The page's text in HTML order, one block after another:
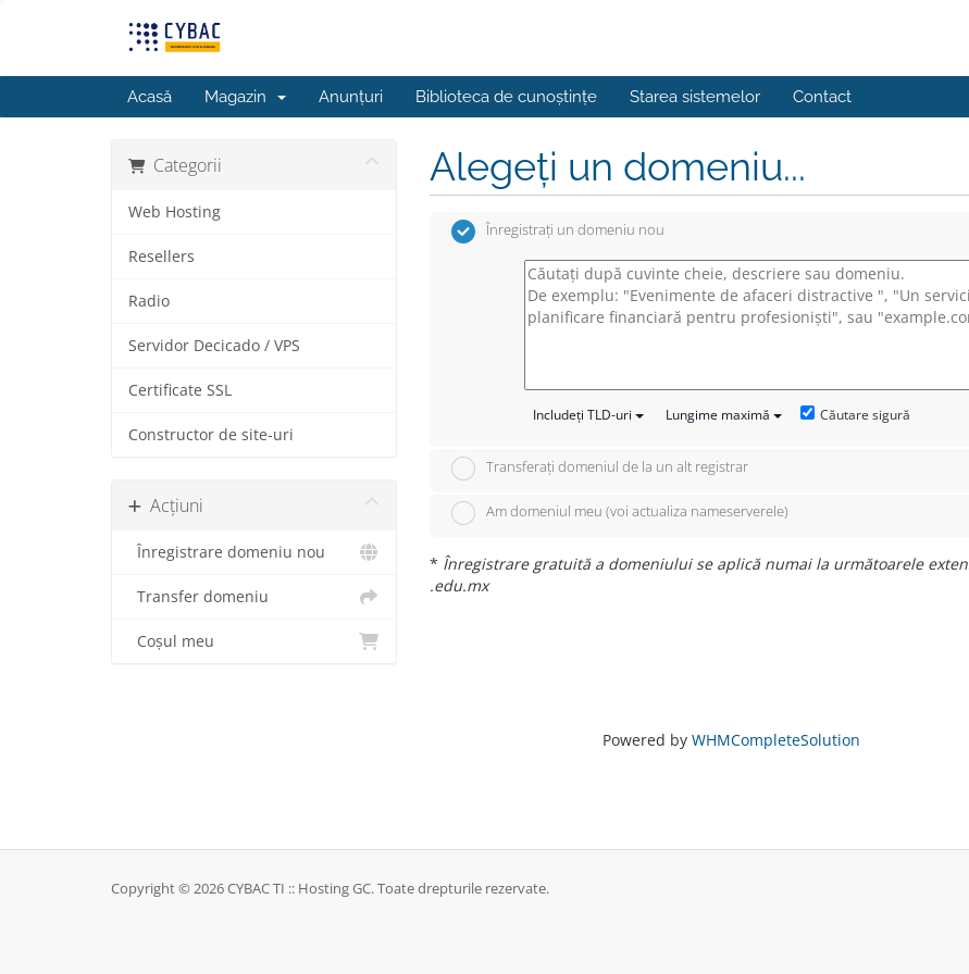
Acasă Magazin Anunțuri Biblioteca de cunoștințe Starea sistemelor Contact
Categorii
Web Hosting
Resellers
Radio
Servidor Decicado / VPS
Certificate SSL
Constructor de site-uri
Acțiuni
Înregistrare domeniu nou
Transfer domeniu
Coșul meu
Alegeți un domeniu...
Înregistrați un domeniu nou
Includeți TLD-uri Lungime maximă Căutare sigură
Transferați domeniul de la un alt registrar
Am domeniul meu (voi actualiza nameserverele)
* Înregistrare gratuită a domeniului se aplică numai la următoarele
.edu.mx
Powered by WHMCompleteSolution
Copyright © 2026 CYBAC TI :: Hosting GC. Toate drepturile rezervate.